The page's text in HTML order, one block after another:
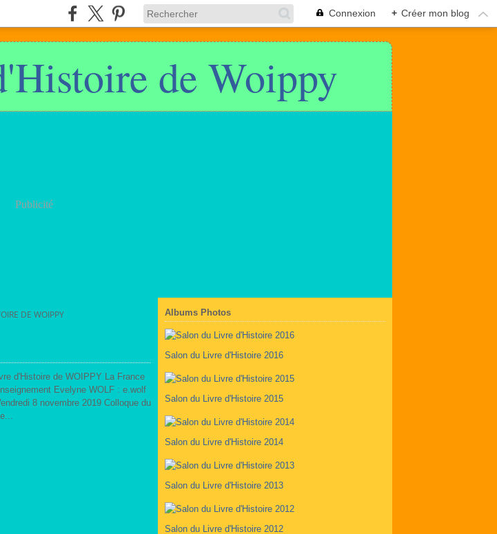
Connexion + Créer mon blog
de Woippy
Publicité
DE WOIPPY
d'Histoire de WOIPPY La France
Evelyne WOLF : e.wolf
8 novembre 2019 Colloque du
Albums Photos
Salon du Livre d'Histoire 2016
Salon du Livre d'Histoire 2015
Salon du Livre d'Histoire 2014
Salon du Livre d'Histoire 2013
Salon du Livre d'Histoire 2012